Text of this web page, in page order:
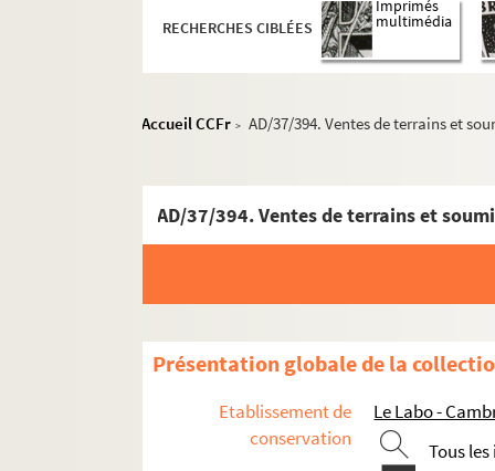
RECHERCHES CIBLÉES
Imprimés
multimédia
Accueil CCFr > AD/37/394. Ventes de terrains et
AD/37/394. Ventes de terrains et
Présentation globale de la
Etablissement de
conservation
Le Labo -
Tous
Édifices religieux
Aménagements urbains
Mouvement parcellaire
Boîte 28
Boîte 30